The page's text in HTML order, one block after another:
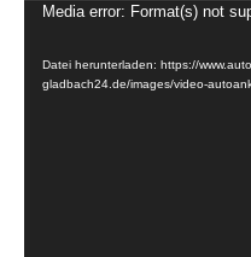
Media error: Format(s) not
Datei herunterladen: https://
gladbach24.de/images/video-